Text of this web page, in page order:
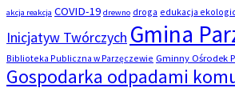
akcja reakcja COVID-19 drewno droga edukacja
Inicjatyw Twórczych Gmina
Biblioteka Publiczna w Parzęczewie Gminny Ośrodek
Gospodarka odpadami